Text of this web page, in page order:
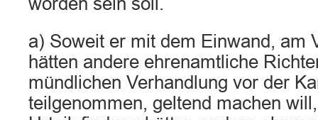
a) Soweit er mit dem Einwand, am
hätten andere ehrenamtliche
mündlichen Verhandlung vor der
teilgenommen, geltend machen